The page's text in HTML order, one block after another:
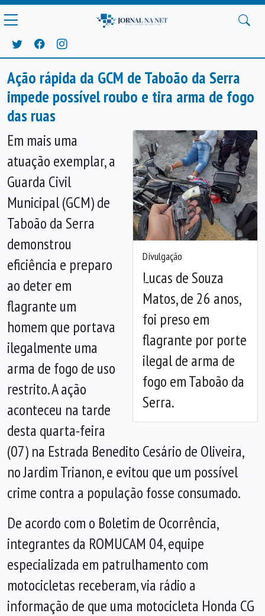
Ação rápida da GCM de Taboão da Serra
impede possível roubo e tira arma de fogo
das ruas
Divulgação
Lucas de Souza
Matos, de 26 anos,
foi preso em
flagrante por porte
ilegal de arma de
fogo em Taboão da
Serra.
Anterior
Em mais uma
atuação exemplar, a
Guarda Civil
Municipal (GCM) de
Taboão da Serra
demonstrou
eficiência e preparo
ao deter em
flagrante um
homem que portava
ilegalmente uma
arma de fogo de uso
restrito. A ação
aconteceu na tarde
desta quarta-feira
(07) na Estrada Benedito Cesário de Oliveira,
no Jardim Trianon, e evitou que um possível
crime contra a população fosse consumado.
De acordo com o Boletim de Ocorrência,
integrantes da ROMUCAM 04, equipe
especializada em patrulhamento com
motocicletas receberam, via rádio a
informação de que uma motocicleta Honda CG